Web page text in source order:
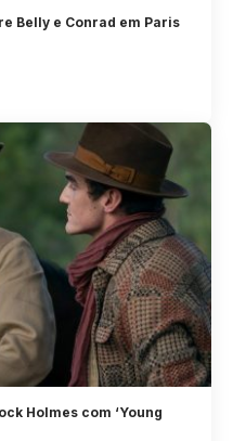
Belly e Conrad em Paris
Holmes com ‘Young